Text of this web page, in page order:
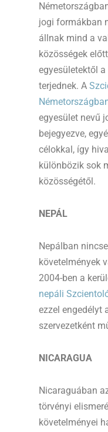
jogi formákban
állnak mind a
közösségek
egyesületektől
terjednek. A
egyesület nevű
bejegyezve,
célokkal, így
különbözik sok
közösségétől.
NEPÁL
Nepálban
követelmények
2004-ben a
nepáli
ezzel engedélyt
szervezetként
NICARAGUA
Nicaraguában
törvényi
követelményei